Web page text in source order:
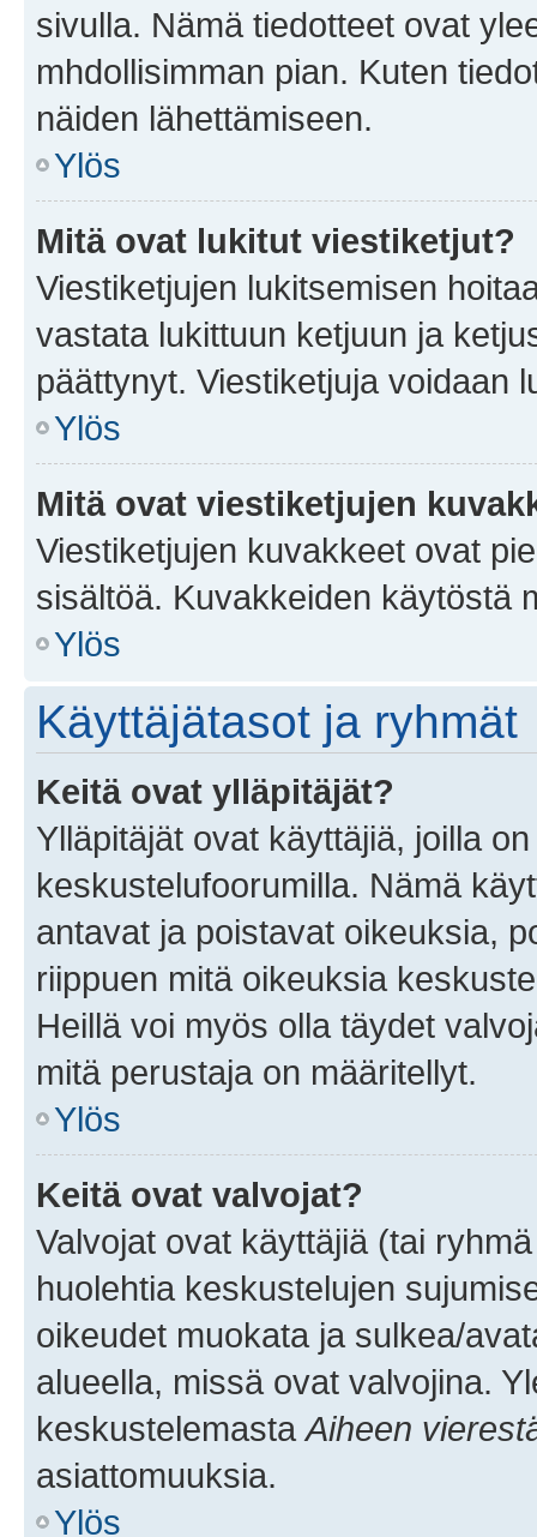
sivulla. Nämä tiedotteet ovat
mhdollisimman pian. Kuten
näiden lähettämiseen.
Ylös
Mitä ovat lukitut viestiketjut?
Viestiketjujen lukitsemisen
vastata lukittuun ketjuun ja
päättynyt. Viestiketjuja voidaan
Ylös
Mitä ovat viestiketjujen
Viestiketjujen kuvakkeet ovat
sisältöä. Kuvakkeiden käytöstä
Ylös
Käyttäjätasot ja ryhmät
Keitä ovat ylläpitäjät?
Ylläpitäjät ovat käyttäjiä, joilla
keskustelufoorumilla. Nämä
antavat ja poistavat oikeuksia,
riippuen mitä oikeuksia
Heillä voi myös olla täydet
mitä perustaja on määritellyt.
Ylös
Keitä ovat valvojat?
Valvojat ovat käyttäjiä (tai
huolehtia keskustelujen
oikeudet muokata ja sulkea/
alueella, missä ovat valvojina.
keskustelemastaAiheen
asiattomuuksia.
Ylös